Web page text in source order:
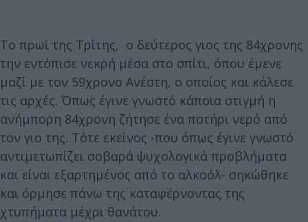
Το πρωί της Τρίτης, ο δεύτερος γιος της 84χρονης
την εντόπισε νεκρή μέσα στο σπίτι, όπου έμενε
μαζί με τον 59χρονο Ανέστη, ο οποίος και κάλεσε
τις αρχές. Όπως έγινε γνωστό κάποια στιγμή η
ανήμπορη 84χρονη ζήτησε ένα ποτήρι νερό από
τον γιο της. Τότε εκείνος -που όπως έγινε γνωστό
αντιμετωπίζει σοβαρά ψυχολογικά προβλήματα
και είναι εξαρτημένος από το αλκοόλ- σηκώθηκε
και όρμησε πάνω της καταφέρνοντας της
χτυπήματα μέχρι θανάτου.